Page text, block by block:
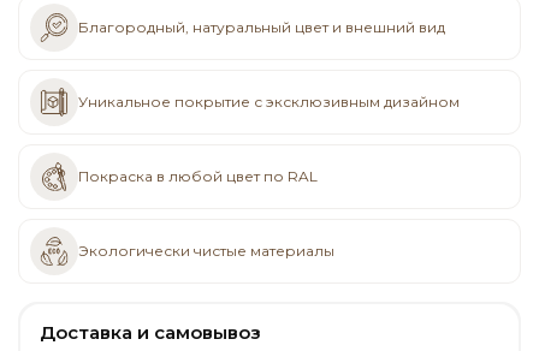
Благородный, натуральный цвет и внешний вид
Уникальное покрытие с эксклюзивным дизайном
Покраска в любой цвет по RAL
Экологически чистые материалы
Доставка и самовывоз